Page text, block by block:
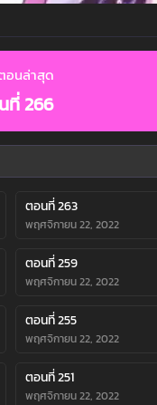
อนล่าสุด
ที่ 266
ตอนที่ 263
พฤศจิกายน 22, 2022
ตอนที่ 259
พฤศจิกายน 22, 2022
ตอนที่ 255
พฤศจิกายน 22, 2022
ตอนที่ 251
พฤศจิกายน 22, 2022